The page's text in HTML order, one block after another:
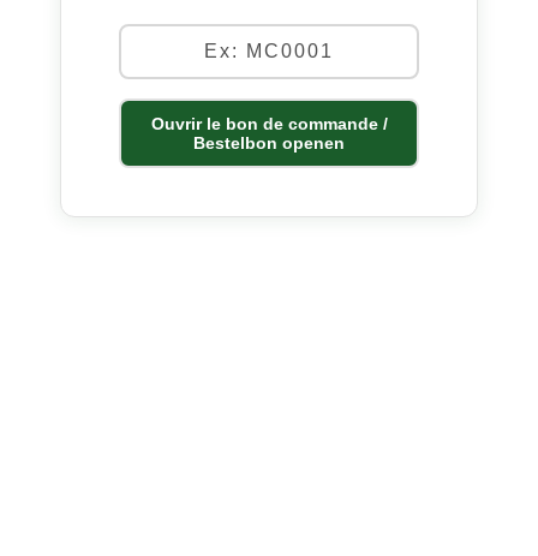
Ouvrir le bon de commande /
Bestelbon openen